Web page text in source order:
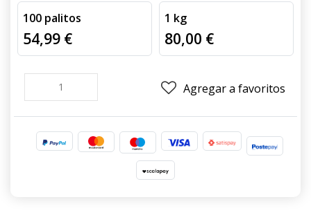
100 palitos
54,99 €
1 kg
80,00 €
Agregar a favoritos